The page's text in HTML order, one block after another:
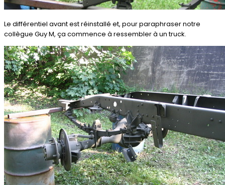
Le différentiel avant est réinstallé et, pour paraphraser notre
collègue Guy M, ça commence à ressembler à un truck.